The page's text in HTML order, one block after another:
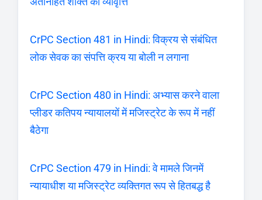
CrPC Section 481 in Hindi: विक्रय से संबंधित
लोक सेवक का संपत्ति क्रय या बोली न लगाना
CrPC Section 480 in Hindi: अभ्यास करने वाला
प्लीडर कतिपय न्यायालयों में मजिस्ट्रेट के रूप में नहीं
बैठेगा
CrPC Section 479 in Hindi: वे मामले जिनमें
न्यायाधीश या मजिस्ट्रेट व्यक्तिगत रूप से हितबद्ध है